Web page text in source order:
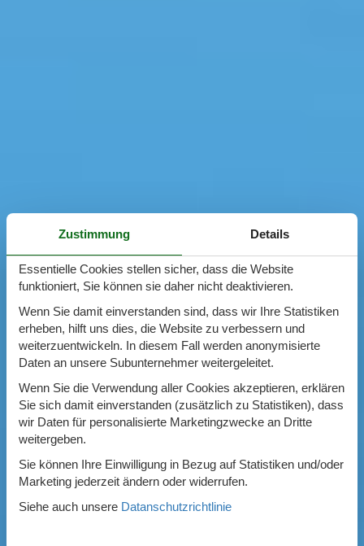
Zustimmung Details
Essentielle Cookies stellen sicher, dass die Website
funktioniert, Sie können sie daher nicht deaktivieren.
Wenn Sie damit einverstanden sind, dass wir Ihre Statistiken
erheben, hilft uns dies, die Website zu verbessern und
weiterzuentwickeln. In diesem Fall werden anonymisierte
Daten an unsere Subunternehmer weitergeleitet.
Wenn Sie die Verwendung aller Cookies akzeptieren, erklären
Sie sich damit einverstanden (zusätzlich zu Statistiken), dass
wir Daten für personalisierte Marketingzwecke an Dritte
weitergeben.
Sie können Ihre Einwilligung in Bezug auf Statistiken und/oder
Marketing jederzeit ändern oder widerrufen.
Siehe auch unsere Datanschutzrichtlinie